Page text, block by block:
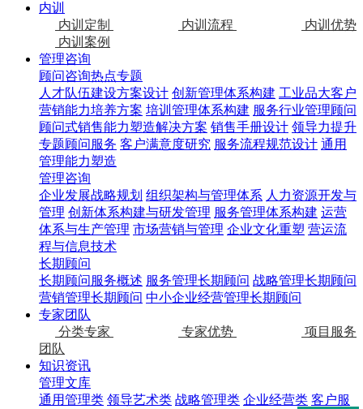
内训
内训定制
内训流程
内训优势
内训案例
管理咨询
顾问咨询热点专题
人才队伍建设方案设计 创新管理体系构建 工业品大客户
营销能力培养方案 培训管理体系构建 服务行业管理顾问
顾问式销售能力塑造解决方案 销售手册设计 领导力提升
专题顾问服务 客户满意度研究 服务流程规范设计 通用
管理能力塑造
管理咨询
企业发展战略规划 组织架构与管理体系 人力资源开发与
管理 创新体系构建与研发管理 服务管理体系构建 运营
体系与生产管理 市场营销与管理 企业文化重塑 营运流
程与信息技术
长期顾问
长期顾问服务概述 服务管理长期顾问 战略管理长期顾问
营销管理长期顾问 中小企业经营管理长期顾问
专家团队
分类专家
专家优势
项目服务
团队
知识资讯
管理文库
通用管理类 领导艺术类 战略管理类 企业经营类 客户服